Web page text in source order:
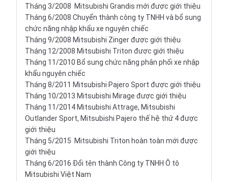
Tháng 3/2008 Mitsubishi Grandis mới được giới thiệu
Tháng 6/2008 Chuyển thành công ty TNHH và bổ sung
chức năng nhập khẩu xe nguyên chiếc
Tháng 9/2008 Mitsubishi Zinger được giới thiệu
Tháng 12/2008 Mitsubishi Triton được giới thiệu
Tháng 11/2010 Bổ sung chức năng phân phối xe nhập
khẩu nguyên chiếc
Tháng 8/2011 Mitsubishi Pajero Sport được giới thiệu
Tháng 10/2013 Mitsubishi Mirage được giới thiệu
Tháng 11/2014 Mitsubishi Attrage, Mitsubishi
Outlander Sport, Mitsubishi Pajero thế hệ thứ 4 được
giới thiệu
Tháng 5/2015 Mitsubishi Triton hoàn toàn mới được
giới thiệu
Tháng 6/2016 Đổi tên thành Công ty TNHH Ô tô
Mitsubishi Việt Nam